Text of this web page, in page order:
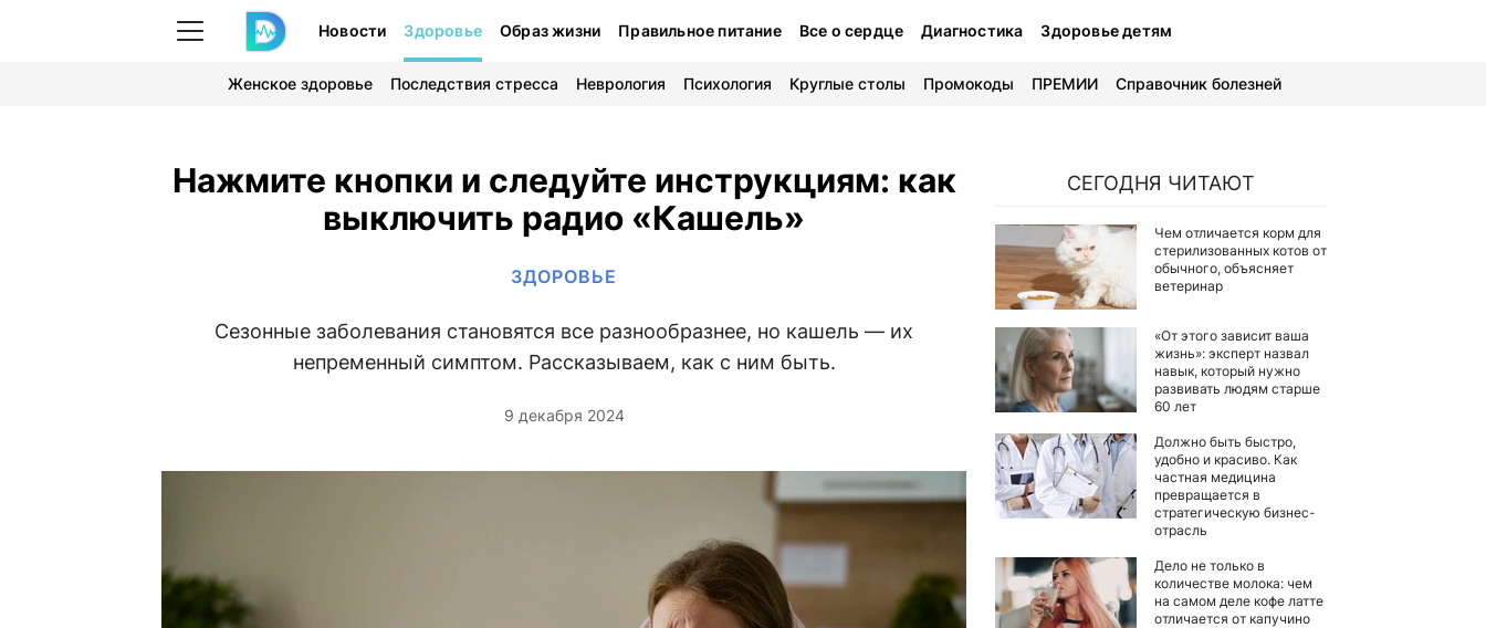
Новости Здоровье Образ жизни Правильное питание Все о сердце Диагностика Здоровье детям
Женское здоровье Последствия стресса Неврология Психология Круглые столы Промокоды ПРЕМИИ Справочник болезней
Нажмите кнопки и следуйте инструкциям: как
выключить радио «Кашель»
ЗДОРОВЬЕ
Сезонные заболевания становятся все разнообразнее, но кашель — их
непременный симптом. Рассказываем, как с ним быть.
9 декабря 2024
СЕГОДНЯ ЧИТАЮТ
Чем отличается корм для
стерилизованных котов от
обычного, объясняет
ветеринар
«От этого зависит ваша
жизнь»: эксперт назвал
навык, который нужно
развивать людям старше
60 лет
Должно быть быстро,
удобно и красиво. Как
частная медицина
превращается в
стратегическую бизнес-
отрасль
Дело не только в
количестве молока: чем
на самом деле кофе латте
отличается от капучино